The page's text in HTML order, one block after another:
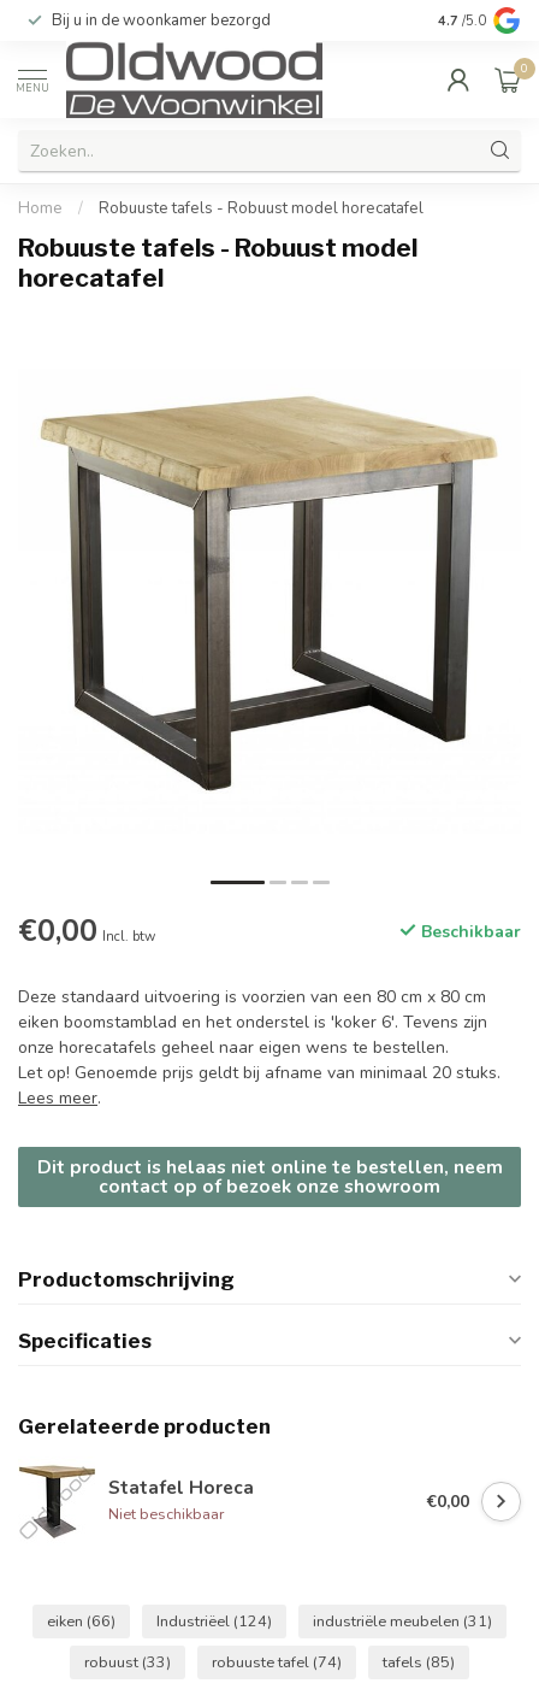
Bij u in de woonkamer bezorgd Kwaliteit &
4.7 /5.0
MENU
0
Home / Robuuste tafels - Robuust model horecatafel
Robuuste tafels - Robuust model
horecatafel
€0,00 Incl. btw Beschikbaar
Deze standaard uitvoering is voorzien van een 80 cm x 80 cm
eiken boomstamblad en het onderstel is 'koker 6'. Tevens zijn
onze horecatafels geheel naar eigen wens te bestellen.
Let op! Genoemde prijs geldt bij afname van minimaal 20 stuks.
Lees meer.
Dit product is helaas niet online te bestellen, neem
contact op of bezoek onze showroom
Productomschrijving
Specificaties
Gerelateerde producten
Statafel Horeca
Niet beschikbaar
€0,00
eiken (66) Industriëel (124) industriële meubelen (31)
robuust (33) robuuste tafel (74) tafels (85)